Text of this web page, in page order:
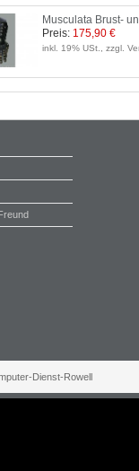
Musculata Brust-
Preis: 175,90 €
inkl. 19% USt., zzgl.
Dienst-Rowell